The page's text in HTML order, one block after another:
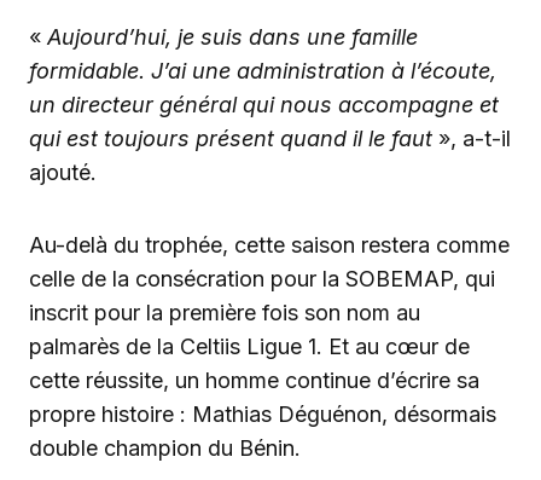
«Aujourd’hui, je suis dans une famille
formidable. J’ai une administration à l’écoute,
un directeur général qui nous accompagne et
qui est toujours présent quand il le faut », a-t-il
ajouté.
Au-delà du trophée, cette saison restera comme
celle de la consécration pour la SOBEMAP, qui
inscrit pour la première fois son nom au
palmarès de la Celtiis Ligue 1. Et au cœur de
cette réussite, un homme continue d’écrire sa
propre histoire : Mathias Déguénon, désormais
double champion du Bénin.